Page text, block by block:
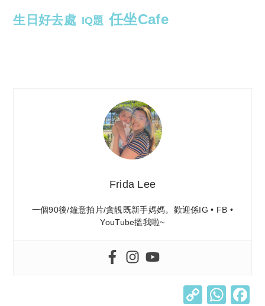
生日好去處 IQ題 任坐Cafe
Frida Lee
一個90後/鐘意拍片/貪靚既新手媽媽。歡迎係IG • FB •
YouTube搵我啦~
C W